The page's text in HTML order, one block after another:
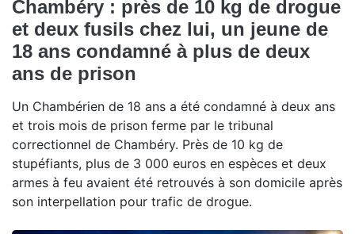
Chambéry : près de 10 kg de drogue
et deux fusils chez lui, un jeune de
18 ans condamné à plus de deux
ans de prison
Un Chambérien de 18 ans a été condamné à deux ans
et trois mois de prison ferme par le tribunal
correctionnel de Chambéry. Près de 10 kg de
stupéfiants, plus de 3 000 euros en espèces et deux
armes à feu avaient été retrouvés à son domicile après
son interpellation pour trafic de drogue.